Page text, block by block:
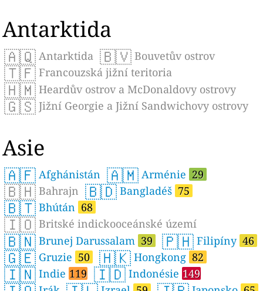
Antarktida
🇦🇶 Antarktida 🇧🇻 Bouvetův ostrov
🇹🇫 Francouzská jižní teritoria
🇭🇲 Heardův ostrov a McDonaldovy ostrovy
🇬🇸 Jižní Georgie a Jižní Sandwichovy ostrovy
Asie
🇦🇫 Afghánistán 🇦🇲 Arménie 29
🇧🇭 Bahrajn 🇧🇩 Bangladéš 75
🇧🇹 Bhútán 68
🇮🇴 Britské indickooceánské území
🇧🇳 Brunej Darussalam 39 🇵🇭 Filipíny 46
🇬🇪 Gruzie 50 🇭🇰 Hongkong 82
🇮🇳 Indie 119 🇮🇩 Indonésie 149